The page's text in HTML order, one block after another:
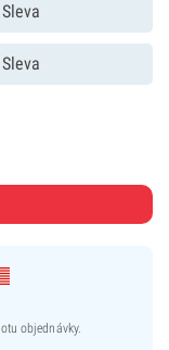
objednávky.